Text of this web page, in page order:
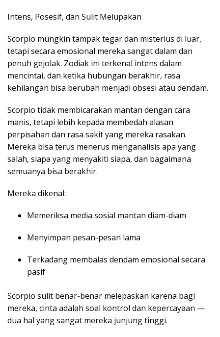
Intens, Posesif, dan Sulit Melupakan
Scorpio mungkin tampak tegar dan misterius di luar,
tetapi secara emosional mereka sangat dalam dan
penuh gejolak. Zodiak ini terkenal intens dalam
mencintai, dan ketika hubungan berakhir, rasa
kehilangan bisa berubah menjadi obsesi atau dendam.
Scorpio tidak membicarakan mantan dengan cara
manis, tetapi lebih kepada membedah alasan
perpisahan dan rasa sakit yang mereka rasakan.
Mereka bisa terus menerus menganalisis apa yang
salah, siapa yang menyakiti siapa, dan bagaimana
semuanya bisa berakhir.
Mereka dikenal:
Memeriksa media sosial mantan diam-diam
Menyimpan pesan-pesan lama
Terkadang membalas dendam emosional secara
pasif
Scorpio sulit benar-benar melepaskan karena bagi
mereka, cinta adalah soal kontrol dan kepercayaan —
dua hal yang sangat mereka junjung tinggi.